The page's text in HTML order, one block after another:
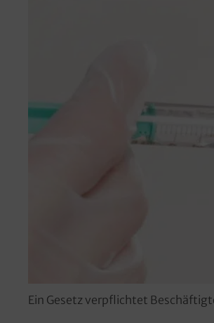
Ein Gesetz verpflichtet